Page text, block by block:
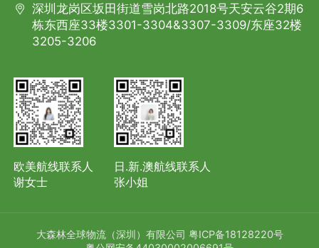
深圳龙岗区坂田街道雪岗北路2018号天安云谷2期6
栋东西座33楼3301-3304&3307-3309/东座32楼
3205-3206
欧美航线联系人
谢女士
日.新.澳航线联系人
张小姐
大森林全球物流（深圳）有限公司 粤ICP备18128220号